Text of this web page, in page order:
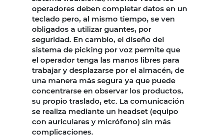
operadores deben completar datos en un
teclado pero, al mismo tiempo, se ven
obligados a utilizar guantes, por
seguridad. En cambio, el diseño del
sistema de picking por voz permite que
el operador tenga las manos libres para
trabajar y desplazarse por el almacén, de
una manera más segura ya que puede
concentrarse en observar los productos,
su propio traslado, etc. La comunicación
se realiza mediante un headset (equipo
con auriculares y micrófono) sin más
complicaciones.